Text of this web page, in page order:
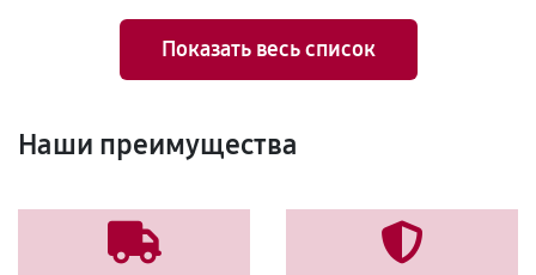
Показать весь список
Наши преимущества